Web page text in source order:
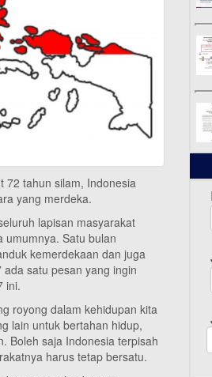
72 tahun silam, Indonesia
yang merdeka.
lapisan masyarakat
umumnya. Satu bulan
kemerdekaan dan juga
satu pesan yang ingin
ini.
royong dalam kehidupan kita
lain untuk bertahan hidup,
Boleh saja Indonesia terpisah
harus tetap bersatu.